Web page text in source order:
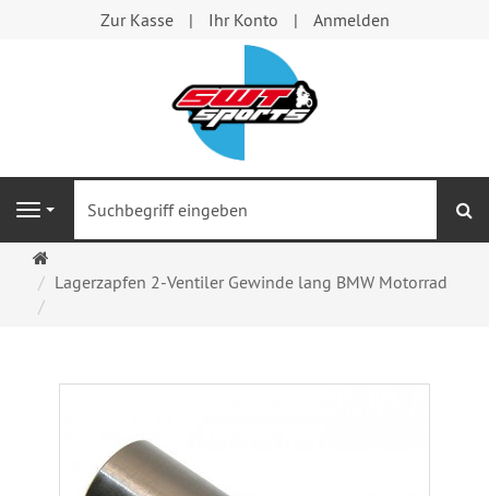
Zur Kasse Ihr Konto Anmelden
Navigation
Lagerzapfen 2-Ventiler Gewinde lang BMW Motorrad